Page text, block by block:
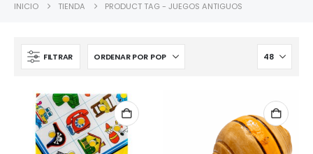
INICIO TIENDA PRODUCT TAG - JUEGOS ANTIGUOS
FILTRAR